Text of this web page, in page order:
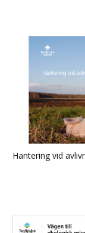
Hantering vid